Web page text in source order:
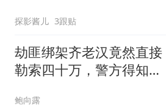
探影酱儿 3跟贴
劫匪绑架齐老汉竟然直接
勒索四十万，警方得知后
鲍向露